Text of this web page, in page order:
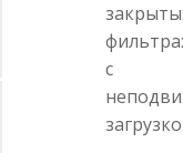
с